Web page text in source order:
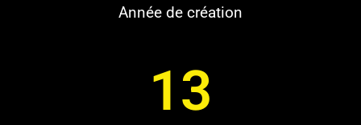
Année de création
13